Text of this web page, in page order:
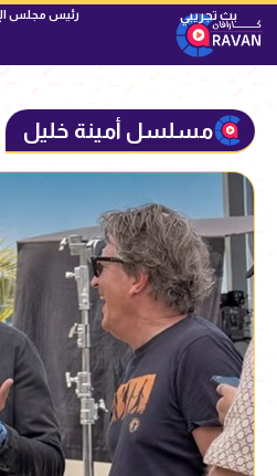
رئيس مجلس
مسلسل أمينة خليل